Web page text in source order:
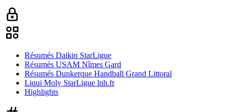
Résumés Daikin StarLigue
Résumés USAM Nîmes Gard
Résumés Dunkerque Handball Grand Littoral
Liqui Moly StarLigue lnh.fr
Highlights